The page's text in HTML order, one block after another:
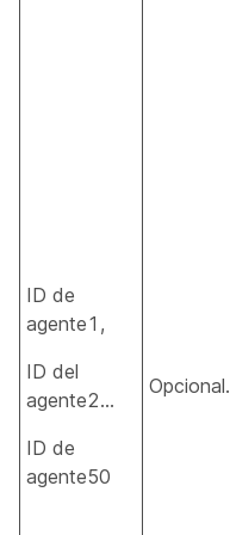
ID de
agente1,
ID del
agente2…
ID de
agente50
Opcional.